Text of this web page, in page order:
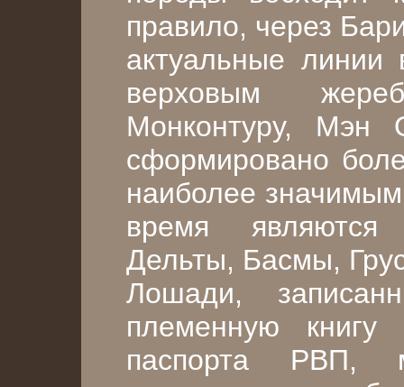
правило, через
актуальные линии
верховым
Монконтуру,
сформировано
наиболее
время являются
Дельты, Басмы,
Лошади,
племенную
паспорта РВП,